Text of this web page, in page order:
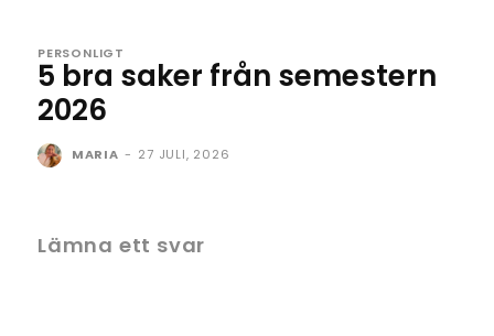
PERSONLIGT
5 bra saker från semestern
2026
MARIA - 27 JULI, 2026
Lämna ett svar